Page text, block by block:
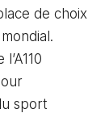
de choix
sport